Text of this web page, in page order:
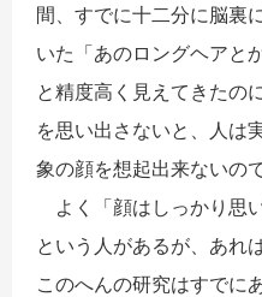
間、すでに十二分に脳裏
いた「あのロングヘアと
と精度高く見えてきたの
を思い出さないと、人は
象の顔を想起出来ないの
よく「顔はしっかり思
という人があるが、あれ
このへんの研究はすでに